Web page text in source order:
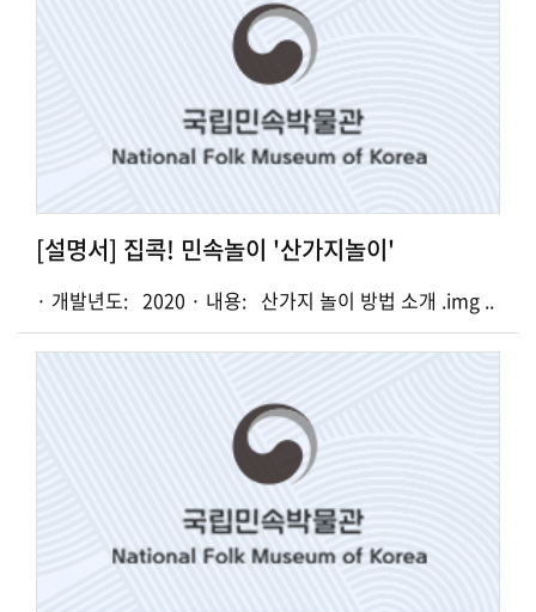
[설명서] 집콕! 민속놀이 '산가지놀이'
· 개발년도: 2020 · 내용: 산가지 놀이 방법 소개 .img ..